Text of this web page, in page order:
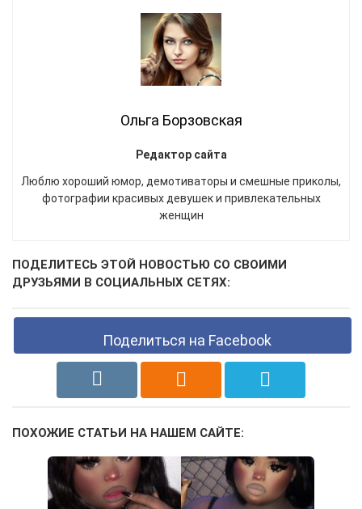
Ольга Борзовская
Редактор сайта
Люблю хороший юмор, демотиваторы и смешные приколы,
фотографии красивых девушек и привлекательных
женщин
ПОДЕЛИТЕСЬ ЭТОЙ НОВОСТЬЮ СО СВОИМИ
ДРУЗЬЯМИ В СОЦИАЛЬНЫХ СЕТЯХ:
Поделиться на Facebook
ПОХОЖИЕ СТАТЬИ НА НАШЕМ САЙТЕ: